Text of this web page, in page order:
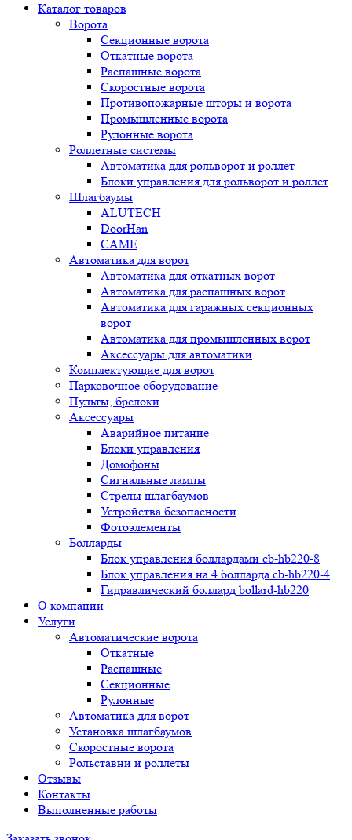
Каталог товаров
Ворота
Секционные ворота
Откатные ворота
Распашные ворота
Скоростные ворота
Противопожарные шторы и ворота
Промышленные ворота
Рулонные ворота
Роллетные системы
Автоматика для рольворот и роллет
Блоки управления для рольворот и роллет
Шлагбаумы
ALUTECH
DoorHan
CAME
Автоматика для ворот
Автоматика для откатных ворот
Автоматика для распашных ворот
Автоматика для гаражных секционных
ворот
Автоматика для промышленных ворот
Аксессуары для автоматики
Комплектующие для ворот
Парковочное оборудование
Пульты, брелоки
Аксессуары
Аварийное питание
Блоки управления
Домофоны
Сигнальные лампы
Стрелы шлагбаумов
Устройства безопасности
Фотоэлементы
Болларды
Блок управления боллардами cb-hb220-8
Блок управления на 4 болларда cb-hb220-4
Гидравлический боллард bollard-hb220
О компании
Услуги
Автоматические ворота
Откатные
Распашные
Секционные
Рулонные
Автоматика для ворот
Установка шлагбаумов
Скоростные ворота
Рольставни и роллеты
Отзывы
Контакты
Выполненные работы